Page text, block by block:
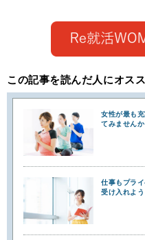
この記事を読んだ人にオス
女性が最も
てみませんか
仕事もプラ
受け入れよう